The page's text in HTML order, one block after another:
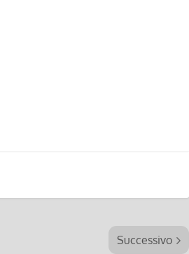
Successivo